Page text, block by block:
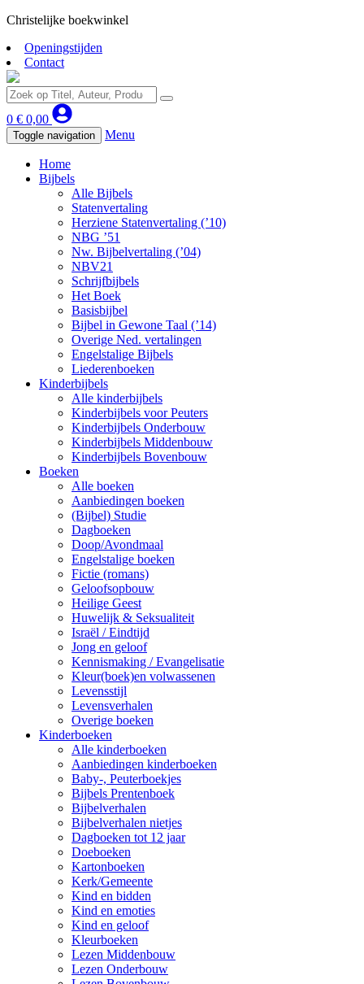
Christelijke boekwinkel
Openingstijden
Contact
0 € 0,00
Toggle navigation Menu
Home
Bijbels
Alle Bijbels
Statenvertaling
Herziene Statenvertaling (’10)
NBG ’51
Nw. Bijbelvertaling (’04)
NBV21
Schrijfbijbels
Het Boek
Basisbijbel
Bijbel in Gewone Taal (’14)
Overige Ned. vertalingen
Engelstalige Bijbels
Liederenboeken
Kinderbijbels
Alle kinderbijbels
Kinderbijbels voor Peuters
Kinderbijbels Onderbouw
Kinderbijbels Middenbouw
Kinderbijbels Bovenbouw
Boeken
Alle boeken
Aanbiedingen boeken
(Bijbel) Studie
Dagboeken
Doop/Avondmaal
Engelstalige boeken
Fictie (romans)
Geloofsopbouw
Heilige Geest
Huwelijk & Seksualiteit
Israël / Eindtijd
Jong en geloof
Kennismaking / Evangelisatie
Kleur(boek)en volwassenen
Levensstijl
Levensverhalen
Overige boeken
Kinderboeken
Alle kinderboeken
Aanbiedingen kinderboeken
Baby-, Peuterboekjes
Bijbels Prentenboek
Bijbelverhalen
Bijbelverhalen nietjes
Dagboeken tot 12 jaar
Doeboeken
Kartonboeken
Kerk/Gemeente
Kind en bidden
Kind en emoties
Kind en geloof
Kleurboeken
Lezen Middenbouw
Lezen Onderbouw